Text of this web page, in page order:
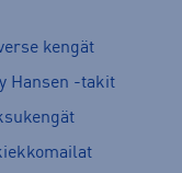
kengät
Hansen -takit